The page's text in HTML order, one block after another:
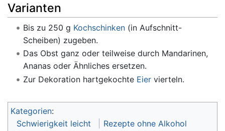
Varianten
Bis zu 250 g Kochschinken(in Aufschnitt-
Scheiben) zugeben.
Das Obst ganz oder teilweise durch Mandarinen,
Ananas oder Ähnliches ersetzen.
Zur Dekoration hartgekochte Eiervierteln.
Kategorien:
Schwierigkeit leicht
Rezepte ohne Alkohol